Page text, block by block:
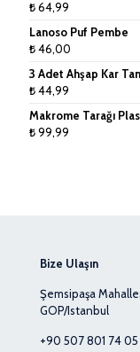
₺64,99
Lanoso Puf Pembe
₺46,00
3 Adet Ahşap Kar
₺44,99
Makrome Tarağı
₺99,99
Bize Ulaşın
Şemsipaşa
GOP/Istanbul
+90 507 801 74 05